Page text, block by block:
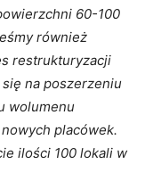
60-100
również
restrukturyzacji
się na poszerzeniu
wolumenu
placówek.
ilości 100 lokali w